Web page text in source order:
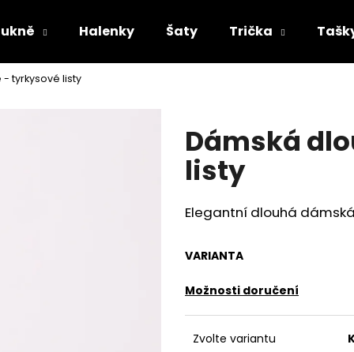
Halenky Šaty Trička
- tyrkysové listy
Dámská
listy
Elegantní dlouhá
VARIANTA
Možnosti doručení
Zvolte variantu
Co potřebujete najít?
HLEDAT
DLOUHÁ SUKNĚ - MODRÉ VLNY
DÁMSKÁ